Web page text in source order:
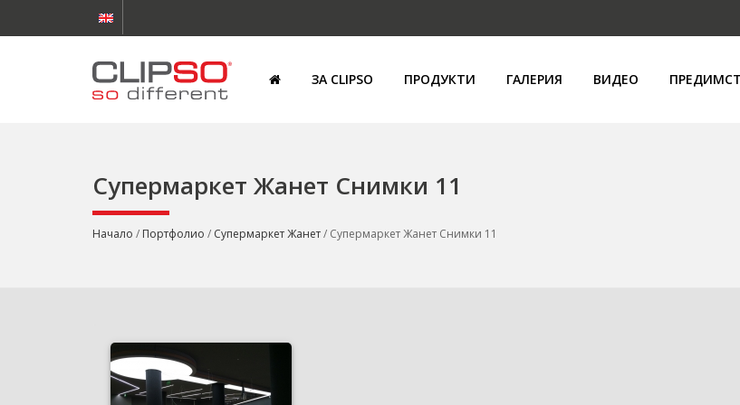
ЗА CLIPSO ПРОДУКТИ ГАЛЕРИЯ ВИДЕО
Супермаркет Жанет Снимки 11
Начало / Портфолио / Супермаркет Жанет/ Супермаркет Жанет Снимки 11